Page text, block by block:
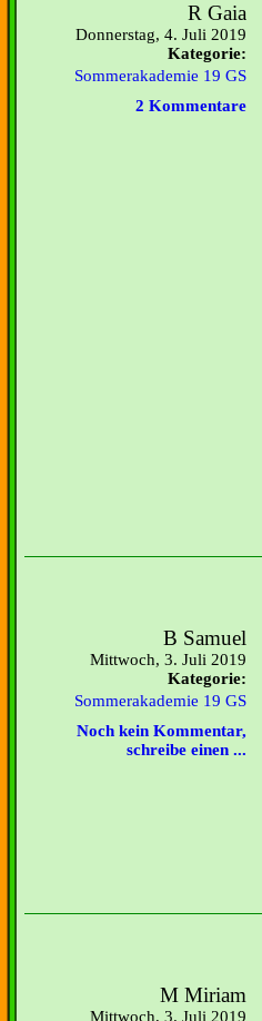
R Gaia
Donnerstag, 4. Juli 2019
Kategorie:
Sommerakademie 19 GS
2 Kommentare
B Samuel
Mittwoch, 3. Juli 2019
Kategorie:
Sommerakademie 19 GS
Noch kein Kommentar,
schreibe einen ...
M Miriam
Mittwoch, 3. Juli 2019